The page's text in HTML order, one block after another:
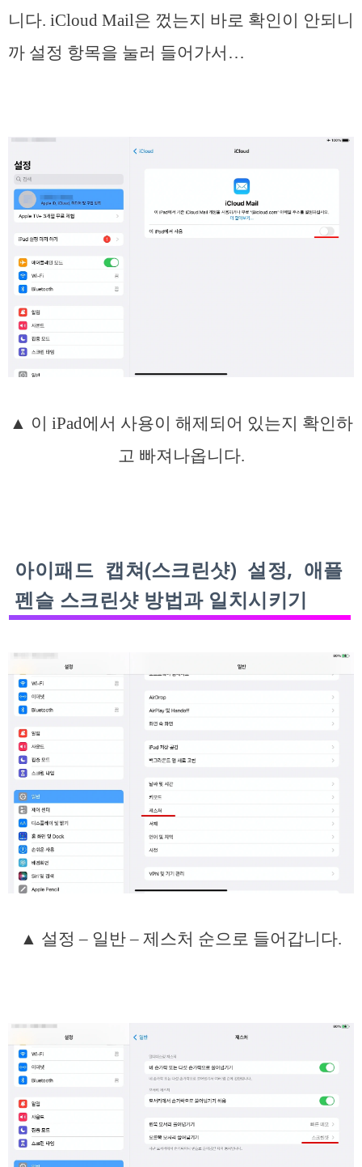
니다. iCloud Mail은 껐는지 바로 확인이 안되니
까 설정 항목을 눌러 들어가서…
▲ 이 iPad에서 사용이 해제되어 있는지 확인하
고 빠져나옵니다.
아이패드 캡쳐(스크린샷) 설정, 애플
펜슬 스크린샷 방법과 일치시키기
▲ 설정 – 일반 – 제스처 순으로 들어갑니다.